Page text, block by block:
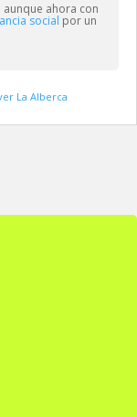
aunque ahora con
social por un
Ir a ver La Alberca